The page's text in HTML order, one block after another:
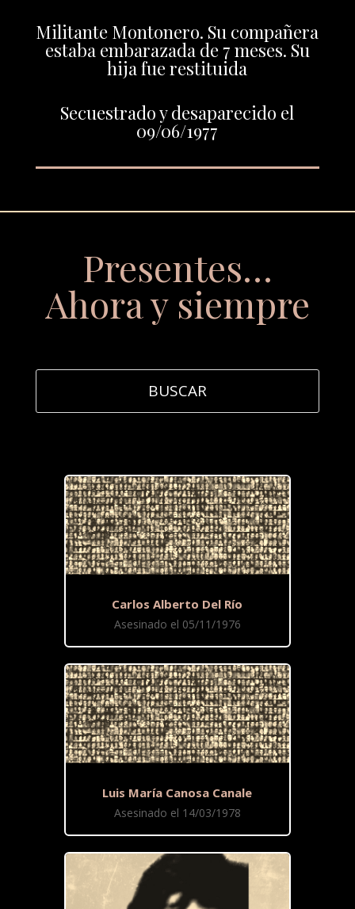
Militante Montonero. Su compañera
estaba embarazada de 7 meses. Su
hija fue restituida
Secuestrado y desaparecido el
09/06/1977
Presentes…
Ahora y siempre
Carlos Alberto Del Río
Asesinado el 05/11/1976
Luis María Canosa Canale
Asesinado el 14/03/1978